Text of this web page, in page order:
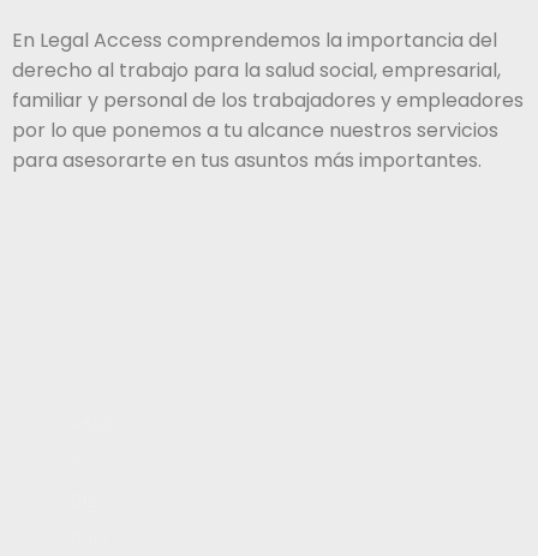
En Legal Access comprendemos la importancia del
derecho al trabajo para la salud social, empresarial,
familiar y personal de los trabajadores y empleadores
por lo que ponemos a tu alcance nuestros servicios
para asesorarte en tus asuntos más importantes.